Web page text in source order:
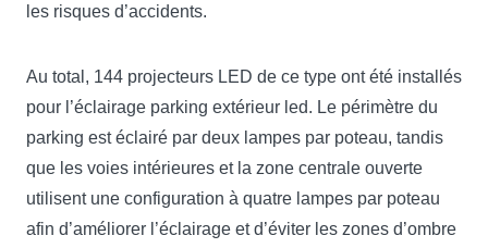
les risques d’accidents.
Au total, 144 projecteurs LED de ce type ont été installés
pour l’éclairage parking extérieur led. Le périmètre du
parking est éclairé par deux lampes par poteau, tandis
que les voies intérieures et la zone centrale ouverte
utilisent une configuration à quatre lampes par poteau
afin d’améliorer l’éclairage et d’éviter les zones d’ombre